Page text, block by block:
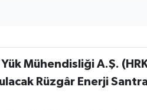
Yük Mühendisliği A.Ş.
Rüzgâr Enerji